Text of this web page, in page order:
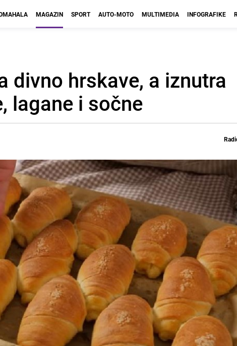
MAGAZIN SPORT AUTO-MOTO MULTIMEDIA INFOGRAFIKE
divno hrskave, a iznutra
lagane i sočne